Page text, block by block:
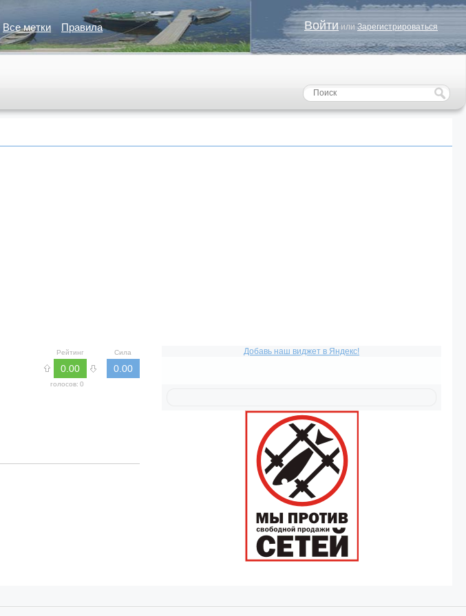
Все метки Правила Войти или Зарегистрироваться
Сила
0.00
Рейтинг
0.00
голосов: 0
Добавь наш виджет в Яндекс!